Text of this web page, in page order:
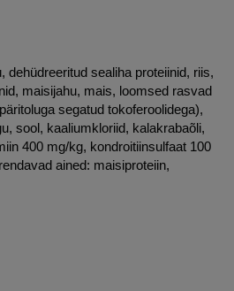
dehüdreeritud sealiha proteiinid, riis,
maisijahu, mais, loomsed rasvad
segatud tokoferoolidega),
sool, kaaliumkloriid, kalakrabaõli,
400 mg/kg, kondroitiinsulfaat 100
ained: maisiproteiin,